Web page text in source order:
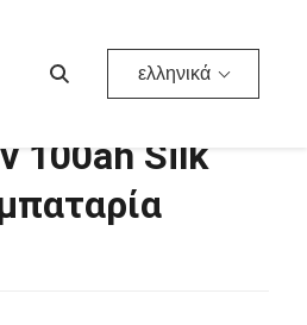
ελληνικά
100ah Silk